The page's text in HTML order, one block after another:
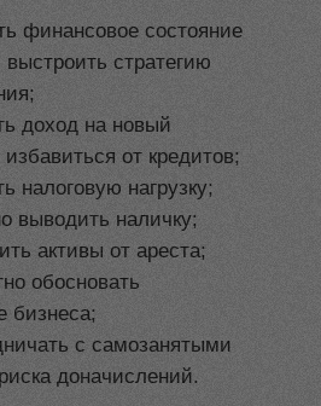
финансовое состояние
выстроить стратегию
доход на новый
от кредитов;
налоговую нагрузку;
выводить наличку;
активы от ареста;
обосновать
бизнеса;
с самозанятыми
доначислений.